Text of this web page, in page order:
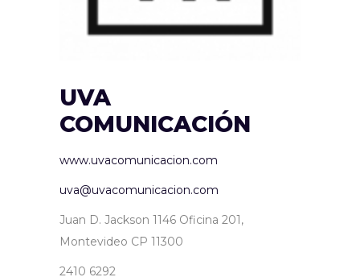
UVA
COMUNICACIÓN
www.uvacomunicacion.com
uva@uvacomunicacion.com
Juan D. Jackson 1146 Oficina 201,
Montevideo CP 11300
2410 6292